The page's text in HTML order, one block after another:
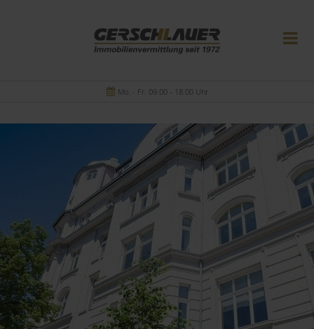
Mo. - Fr. 09.00 - 18.00 Uhr